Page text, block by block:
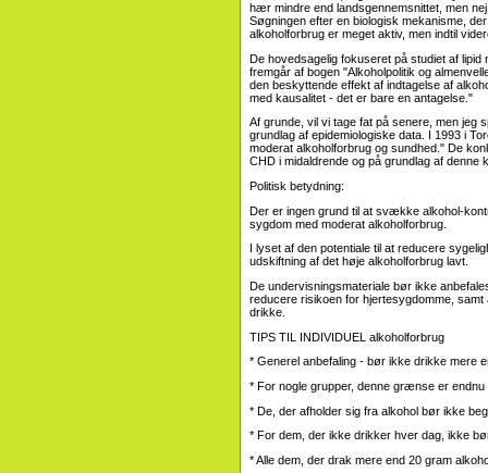
hær mindre end landsgennemsnittet, men
Søgningen efter en biologisk mekanisme,
alkoholforbrug er meget aktiv, men indtil
De hovedsagelig fokuseret på studiet af
fremgår af bogen "Alkoholpolitik og
den beskyttende effekt af indtagelse af
med kausalitet - det er bare en antagelse."
Af grunde, vil vi tage fat på senere, men jeg
grundlag af epidemiologiske data. I 1993 i
moderat alkoholforbrug og sundhed." De
CHD i midaldrende og på grundlag af denne
Politisk betydning:
Der er ingen grund til at svække alkohol-
sygdom med moderat alkoholforbrug.
I lyset af den potentiale til at reducere
udskiftning af det høje alkoholforbrug lavt.
De undervisningsmateriale bør ikke
reducere risikoen for hjertesygdomme,
drikke.
TIPS TIL INDIVIDUEL alkoholforbrug
* Generel anbefaling - bør ikke drikke mere
* For nogle grupper, denne grænse er endnu
* De, der afholder sig fra alkohol bør ikke
* For dem, der ikke drikker hver dag, ikke
* Alle dem, der drak mere end 20 gram